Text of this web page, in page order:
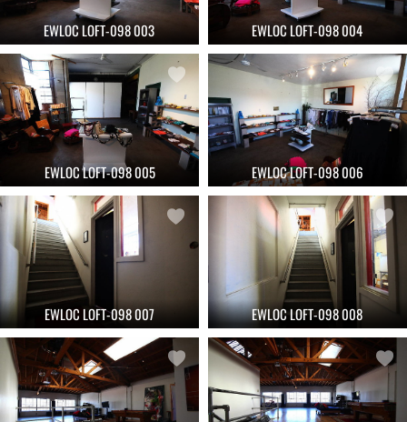
EWLOC LOFT-098 003 EWLOC LOFT-098 004
EWLOC LOFT-098 005 EWLOC LOFT-098 006
EWLOC LOFT-098 007 EWLOC LOFT-098 008